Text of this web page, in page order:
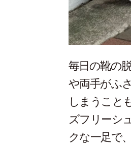
毎日の靴の
や両手がふ
しまうこと
ズフリーシ
クな一足で